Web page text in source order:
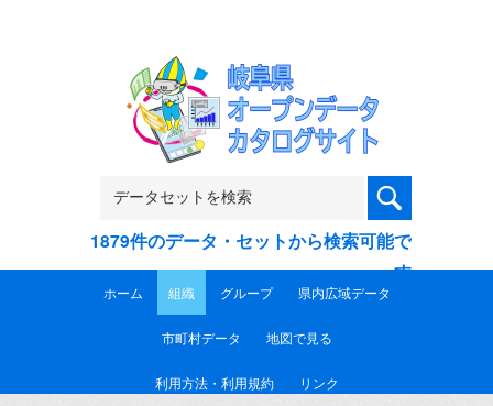
1879件のデータ・セットから検索可能で
す
ホーム 組織 グループ 県内広域データ
市町村データ 地図で見る
利用方法・利用規約 リンク